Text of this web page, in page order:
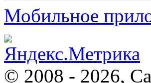
Мобильное
© 2008 - 2026,